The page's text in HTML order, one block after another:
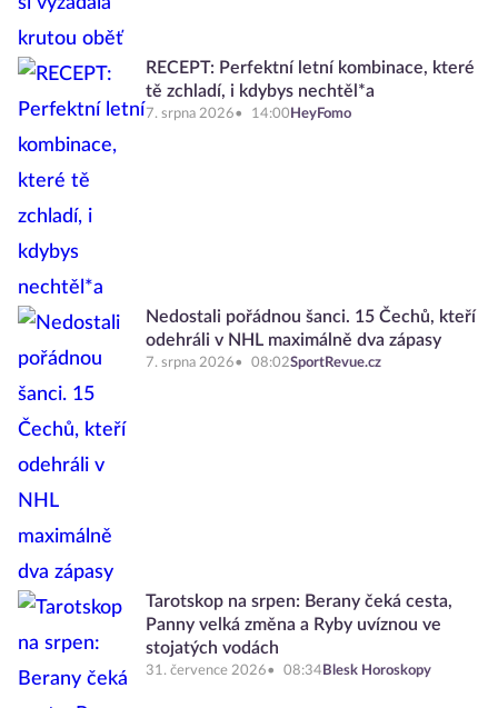
RECEPT: Perfektní letní kombinace, které
tě zchladí, i kdybys nechtěl*a
7. srpna 2026 14:00 HeyFomo
Nedostali pořádnou šanci. 15 Čechů, kteří
odehráli v NHL maximálně dva zápasy
7. srpna 2026 08:02SportRevue.cz
Tarotskop na srpen: Berany čeká cesta,
Panny velká změna a Ryby uvíznou ve
stojatých vodách
31. července 2026 08:34 Blesk Horoskopy